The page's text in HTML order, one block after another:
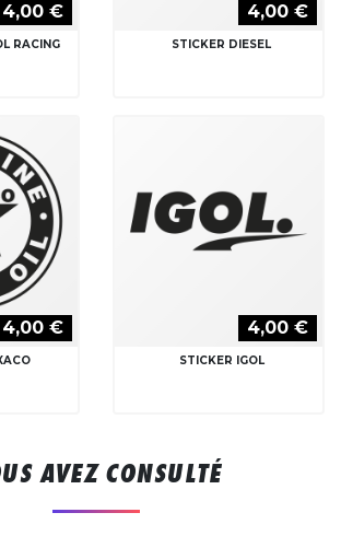
4,00 €
RACING
4,00 €
STICKER DIESEL
4,00 € 4,00 €
STICKER IGOL
AVEZ CONSULTÉ